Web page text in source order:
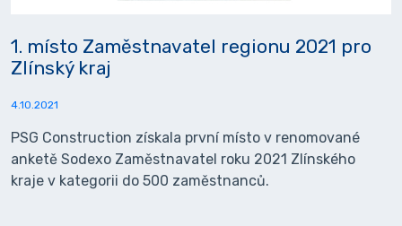
1. místo Zaměstnavatel regionu 2021 pro
Zlínský kraj
4.10.2021
PSG Construction získala první místo v renomované
anketě Sodexo Zaměstnavatel roku 2021 Zlínského
kraje v kategorii do 500 zaměstnanců.